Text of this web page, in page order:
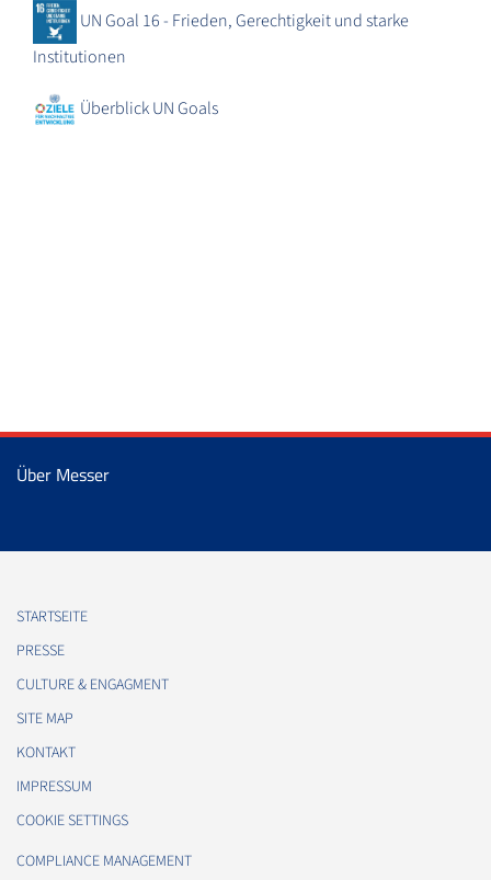
UN Goal 16 - Frieden, Gerechtigkeit und starke
Institutionen
Überblick UN Goals
Über Messer
STARTSEITE
PRESSE
CULTURE & ENGAGMENT
SITE MAP
KONTAKT
IMPRESSUM
COOKIE SETTINGS
COMPLIANCE MANAGEMENT